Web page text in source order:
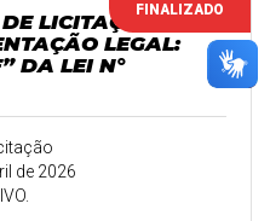
FINALIZADO
LICITAÇÃO
LEGAL:
DA LEI N°
de 2026